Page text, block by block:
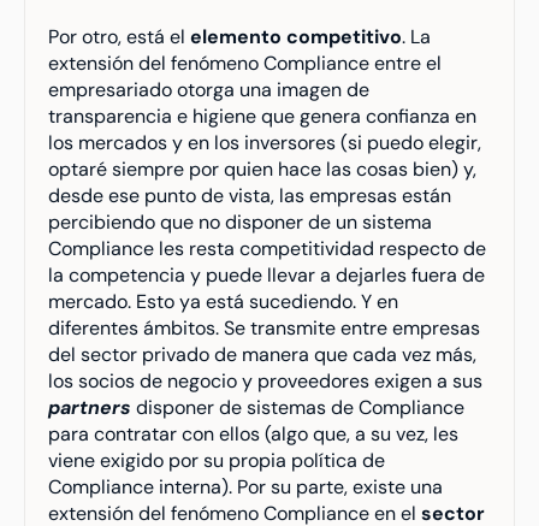
Por otro, está el elemento competitivo. La
extensión del fenómeno Compliance entre el
empresariado otorga una imagen de
transparencia e higiene que genera confianza en
los mercados y en los inversores (si puedo elegir,
optaré siempre por quien hace las cosas bien) y,
desde ese punto de vista, las empresas están
percibiendo que no disponer de un sistema
Compliance les resta competitividad respecto de
la competencia y puede llevar a dejarles fuera de
mercado. Esto ya está sucediendo. Y en
diferentes ámbitos. Se transmite entre empresas
del sector privado de manera que cada vez más,
partners disponer de sistemas de Compliance
para contratar con ellos (algo que, a su vez, les
viene exigido por su propia política de
Compliance interna). Por su parte, existe una
extensión del fenómeno Compliance en el sector